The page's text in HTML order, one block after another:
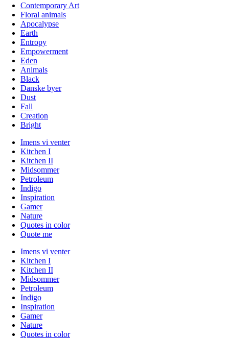
Contemporary Art
Floral animals
Apocalypse
Earth
Entropy
Empowerment
Eden
Animals
Black
Danske byer
Dust
Fall
Creation
Bright
Imens vi venter
Kitchen I
Kitchen II
Midsommer
Petroleum
Indigo
Inspiration
Gamer
Nature
Quotes in color
Quote me
Imens vi venter
Kitchen I
Kitchen II
Midsommer
Petroleum
Indigo
Inspiration
Gamer
Nature
Quotes in color